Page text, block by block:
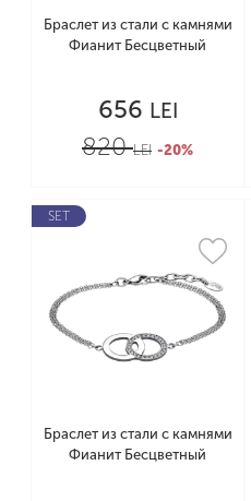
Браслет из стали с камнями
Фианит Бесцветный
656 LEI
820LEI -20%
SET
Браслет из стали с камнями
Фианит Бесцветный